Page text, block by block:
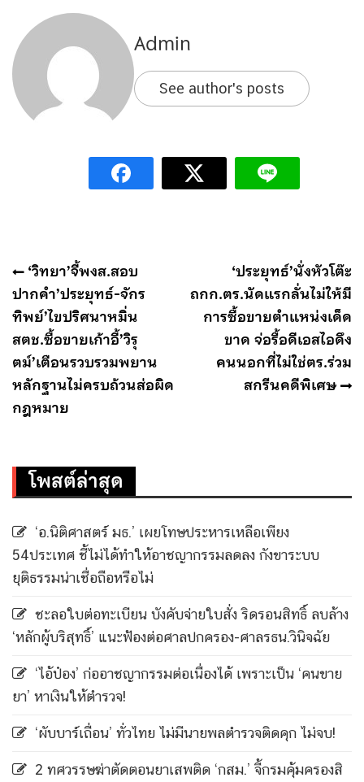
Admin
See author's posts
แนะแนว
เรื่อง
‘วิทยา’จี้พงส.สอบ
ปากคำ’ประยุทธ์-จักร
ทิพย์’ไขปริศนาหมิ่น
สตช.ซื้อขายเก้าอี้’วิรุ
ตม์’เตือนรวบรวมพยาน
หลักฐานไม่ครบถ้วนส่อผิด
กฎหมาย
‘ประยุทธ์’นั่งหัวโต๊ะ
ถกก.ตร.นัดแรกลั่นไม่ให้มี
การซื้อขายตำแหน่งเด็ด
ขาด จ่อรื้อดีเอสไอดึง
คนนอกที่ไม่ใช่ตร.ร่วม
สกรีนคดีพิเศษ
โพสต์ล่าสุด
‘อ.นิติศาสตร์ มธ.’ เผยโทษประหารเหลือเพียง
54ประเทศ ชี้ไม่ได้ทำให้อาชญากรรมลดลง กังขาระบบ
ยุติธรรมน่าเชื่อถือหรือไม่
ชะลอใบต่อทะเบียน บังคับจ่ายใบสั่ง ริดรอนสิทธิ์ ลบล้าง
‘หลักผู้บริสุทธิ์’ แนะฟ้องต่อศาลปกครอง-ศาลรธน.วินิจฉัย
‘ไอ้ป๋อง’ ก่ออาชญากรรมต่อเนื่องได้ เพราะเป็น ‘คนขาย
ยา’ หาเงินให้ตำรวจ!
‘ผับบาร์เถื่อน’ ทั่วไทย ไม่มีนายพลตำรวจติดคุก ไม่จบ!
2 ทศวรรษฆ่าตัดตอนยาเสพติด ‘กสม.’ จี้กรมคุ้มครองสิ